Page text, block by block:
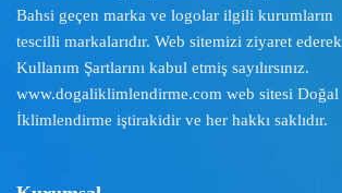
Bahsi geçen marka ve logolar ilgili kurumların
tescilli markalarıdır. Web sitemizi ziyaret ederek
Kullanım Şartlarını kabul etmiş sayılırsınız.
www.dogaliklimlendirme.com web sitesi Doğal
İklimlendirme iştirakidir ve her hakkı saklıdır.